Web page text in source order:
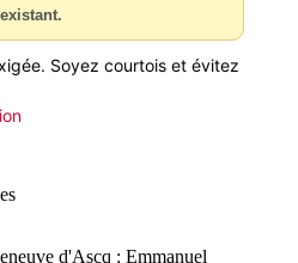
Soyez courtois et évitez